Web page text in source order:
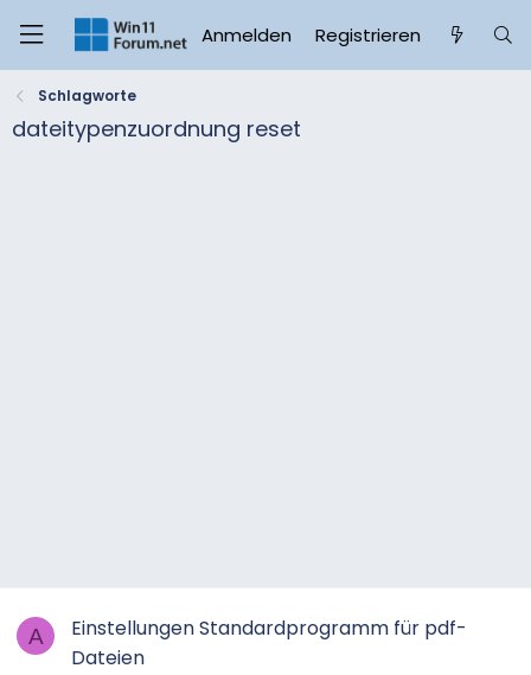
Anmelden Registrieren
Schlagworte
dateitypenzuordnung reset
A
Einstellungen Standardprogramm für pdf-
Dateien